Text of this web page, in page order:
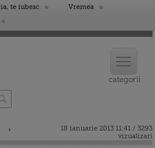
te iubesc
Vremea
18 ianuarie 2013 11:41 / 3293
vizualizari